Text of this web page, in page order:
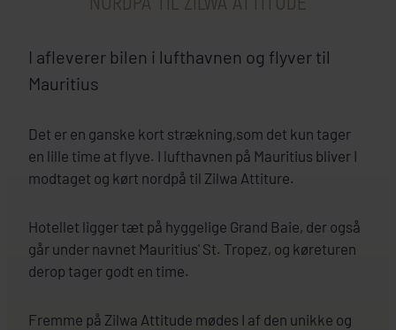
I afleverer bilen i lufthavnen og flyver til
Mauritius
Det er en ganske kort strækning,som det kun tager
en lille time at flyve. I lufthavnen på Mauritius bliver I
modtaget og kørt nordpå til Zilwa Attiture.
Hotellet ligger tæt på hyggelige Grand Baie, der også
går under navnet Mauritius' St. Tropez, og køreturen
derop tager godt en time.
Fremme på Zilwa Attitude mødes I af den unikke og